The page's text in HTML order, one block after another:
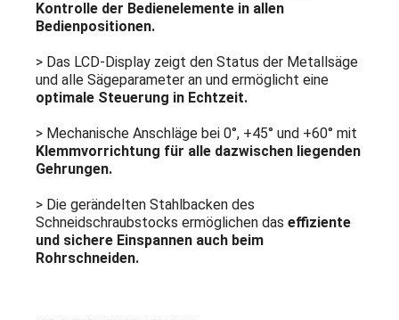
Kontrolle der Bedienelemente in allen
Bedienpositionen.
> Das LCD-Display zeigt den Status der Metallsäge
und alle Sägeparameter an und ermöglicht eine
optimale Steuerung in Echtzeit.
> Mechanische Anschläge bei 0°, +45° und +60° mit
Klemmvorrichtung für alle dazwischen liegenden
Gehrungen.
> Die gerändelten Stahlbacken des
Schneidschraubstocks ermöglichen das effiziente
und sichere Einspannen auch beim
Rohrschneiden.